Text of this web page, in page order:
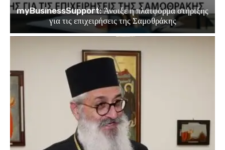
myBusinessSupport: Άνοιξε η πλατφόρμα στήριξης
για τις επιχειρήσεις της Σαμοθράκης